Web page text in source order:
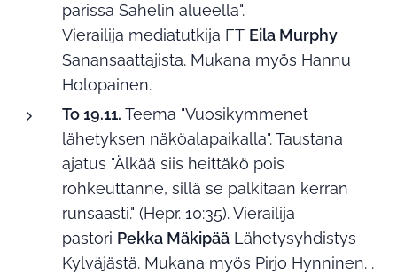
parissa Sahelin alueella".
Vierailija mediatutkija FT Eila Murphy
Sanansaattajista. Mukana myös Hannu
Holopainen.
To 19.11. Teema "Vuosikymmenet
lähetyksen näköalapaikalla". Taustana
ajatus "Älkää siis heittäkö pois
rohkeuttanne, sillä se palkitaan kerran
runsaasti." (Hepr. 10:35). Vierailija
pastori Pekka Mäkipää Lähetysyhdistys
Kylväjästä. Mukana myös Pirjo Hynninen. .